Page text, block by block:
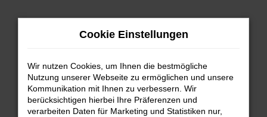
Zum
Cookie Einstellungen
Wir nutzen Cookies, um Ihnen die bestmögliche
Nutzung unserer Webseite zu ermöglichen und unsere
Kommunikation mit Ihnen zu verbessern. Wir
berücksichtigen hierbei Ihre Präferenzen und
verarbeiten Daten für Marketing und Statistiken nur,